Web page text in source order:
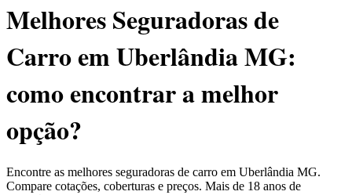
Melhores Seguradoras de
Carro em Uberlândia MG:
como encontrar a melhor
opção?
Encontre as melhores seguradoras de carro em Uberlândia MG.
Compare cotações, coberturas e preços. Mais de 18 anos de